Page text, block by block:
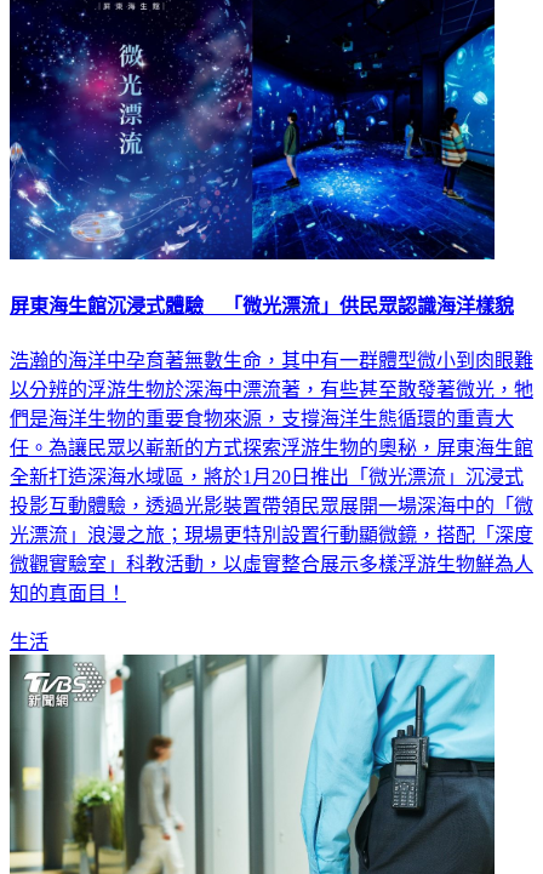
屏東海生館沉浸式體驗 「微光漂流」供民眾認識海洋樣貌
浩瀚的海洋中孕育著無數生命，其中有一群體型微小到肉眼難
以分辨的浮游生物於深海中漂流著，有些甚至散發著微光，牠
們是海洋生物的重要食物來源，支撐海洋生態循環的重責大
任。為讓民眾以嶄新的方式探索浮游生物的奧秘，屏東海生館
全新打造深海水域區，將於1月20日推出「微光漂流」沉浸式
投影互動體驗，透過光影裝置帶領民眾展開一場深海中的「微
光漂流」浪漫之旅；現場更特別設置行動顯微鏡，搭配「深度
微觀實驗室」科教活動，以虛實整合展示多樣浮游生物鮮為人
知的真面目！
生活